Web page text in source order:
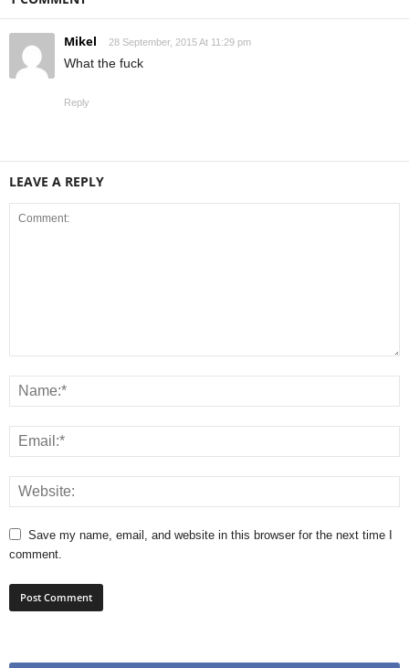
Mikel 28 September, 2015 At 11:29 pm
What the fuck
Reply
LEAVE A REPLY
Save my name, email, and website in this browser for the next time I
comment.